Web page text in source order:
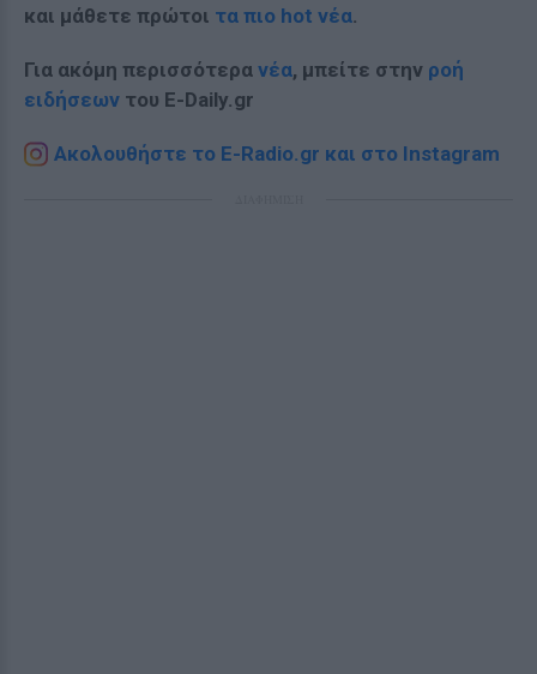
και μάθετε πρώτοι τα πιο hot νέα.
Για ακόμη περισσότερα νέα, μπείτε στην ροή
ειδήσεων του E-Daily.gr
Ακολουθήστε το E-Radio.gr και στο Instagram